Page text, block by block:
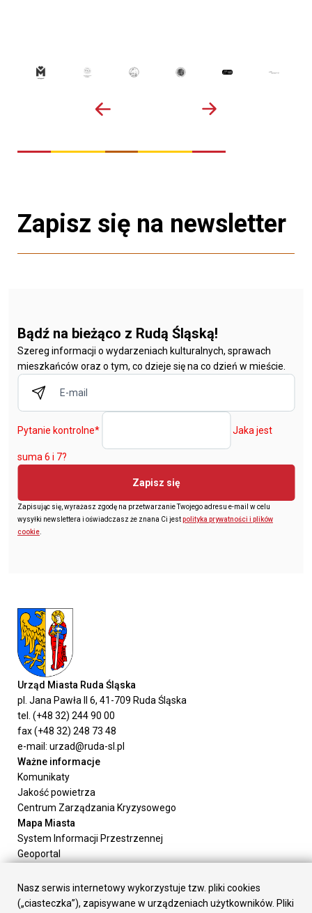
Zapisz się na newsletter
Bądź na bieżąco z Rudą Śląską!
Szereg informacji o wydarzeniach kulturalnych, sprawach
mieszkańców oraz o tym, co dzieje się na co dzień w mieście.
Pytanie kontrolne* Jaka jest
suma 6 i 7?
Zapisz się
Zapisując się, wyrażasz zgodę na przetwarzanie Twojego adresu e-mail w celu
wysyłki newslettera i oświadczasz że znana Ci jestpolityka prywatności i plików
cookie
Urząd Miasta Ruda Śląska
pl. Jana Pawła II 6, 41-709 Ruda Śląska
tel. (+48 32) 244 90 00
fax (+48 32) 248 73 48
e-mail: urzad@ruda-sl.pl
Ważne informacje
Komunikaty
Jakość powietrza
Centrum Zarządzania Kryzysowego
Mapa Miasta
System Informacji Przestrzennej
Geoportal
Załatw sprawę
Prezydent Miasta
Nasz serwis internetowy wykorzystuje tzw. pliki cookies
(„ciasteczka”), zapisywane w urządzeniach użytkowników. Pliki